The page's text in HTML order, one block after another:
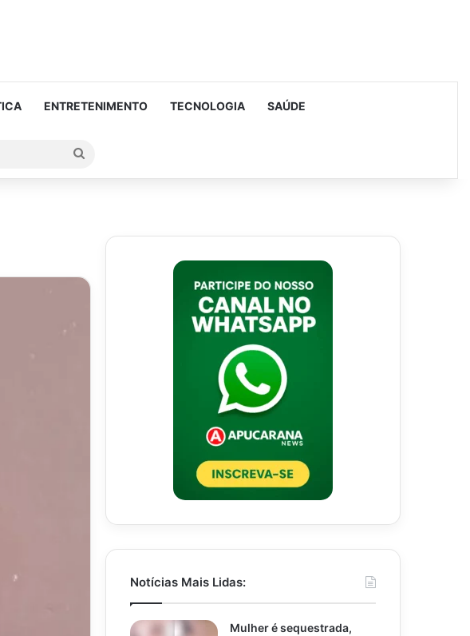
ENTRETENIMENTO TECNOLOGIA SAÚDE
Procurar
por
Notícias Mais Lidas:
Mulher é sequestrada,